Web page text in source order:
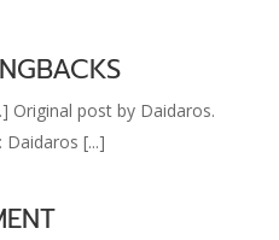
Original post by Daidaros.
[...]